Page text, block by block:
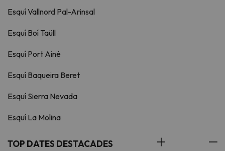
Esquí Vallnord Pal-Arinsal
Esquí Boí Taüll
Esquí Port Ainé
Esquí Baqueira Beret
Esquí Sierra Nevada
Esquí La Molina
TOP DATES DESTACADES